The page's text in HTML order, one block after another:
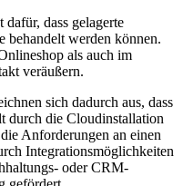
dass gelagerte
behandelt werden können.
als auch im
veräußern.
sich dadurch aus, dass
durch die Cloudinstallation
Anforderungen an einen
Integrationsmöglichkeiten
oder CRM-